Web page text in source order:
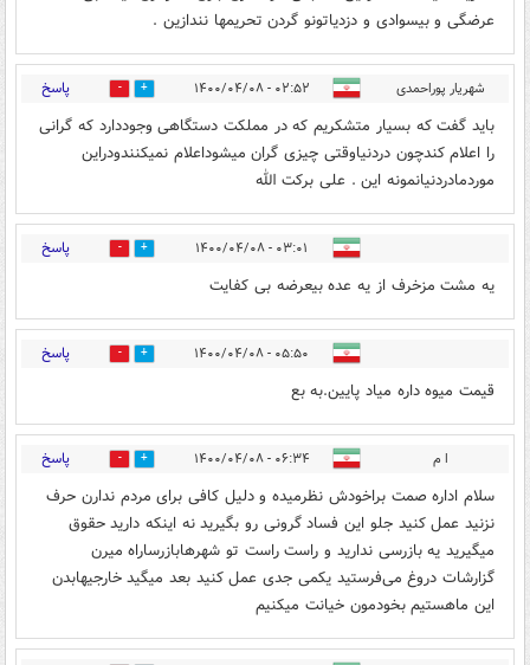
عرضگی و بیسوادی و دزدیاتونو گردن تحریمها نندازین .
شهریار پوراحمدی ۰۲:۵۲ - ۱۴۰۰/۰۴/۰۸ 3 پاسخ
باید گفت که بسیار متشکریم که در مملکت دستگاهی وجوددارد که گرانی
را اعلام کندچون دردنیاوقتی چیزی گران میشوداعلام نمیکنندودراین
موردمادردنیانمونه این . علی برکت الله
۰۳:۰۱ - ۱۴۰۰/۰۴/۰۸ 6 پاسخ
یه مشت مزخرف از یه عده بیعرضه بی کفایت
۰۵:۵۰ - ۱۴۰۰/۰۴/۰۸ 0 پاسخ
قیمت میوه داره میاد پایین.به بع
ا م ۰۶:۳۴ - ۱۴۰۰/۰۴/۰۸ 0 پاسخ
سلام اداره صمت براخودش نظرمیده و دلیل کافی برای مردم ندارن حرف
نزنید عمل کنید جلو این فساد گرونی رو بگیرید نه اینکه دارید حقوق
میگیرید یه بازرسی ندارید و راست راست تو شهرهابازرساراه میرن
گزارشات دروغ می‌فرستید یکمی جدی عمل کنید بعد میگید خارجیهابدن
این ماهستیم بخودمون خیانت میکنیم